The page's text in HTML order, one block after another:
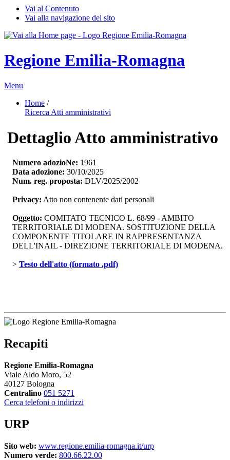
Vai al Contenuto
Vai alla navigazione del sito
Regione Emilia-Romagna
Menu
Home /
Ricerca Atti amministrativi
Dettaglio Atto amministrativo
Numero adozioNe: 1961
Data adozione: 30/10/2025
Num. reg. proposta: DLV/2025/2002
Privacy: Atto non contenente dati personali
Oggetto: COMITATO TECNICO L. 68/99 - AMBITO
TERRITORIALE DI MODENA. SOSTITUZIONE DELLA
COMPONENTE TITOLARE IN RAPPRESENTANZA
DELL'INAIL - DIREZIONE TERRITORIALE DI MODENA.
> Testo dell'atto (formato .pdf)
Recapiti
Regione Emilia-Romagna
Viale Aldo Moro, 52
40127 Bologna
Centralino 051 5271
Cerca telefoni o indirizzi
URP
Sito web: www.regione.emilia-romagna.it/urp
Numero verde: 800.66.22.00